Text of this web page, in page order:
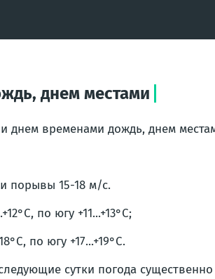
днем местами
днем временами дождь, днем
порывы 15-18 м/с.
по югу +11...+13°С;
по югу +17...+19°С.
сутки погода существенно